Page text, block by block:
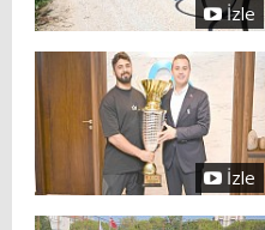
İzle
İzle